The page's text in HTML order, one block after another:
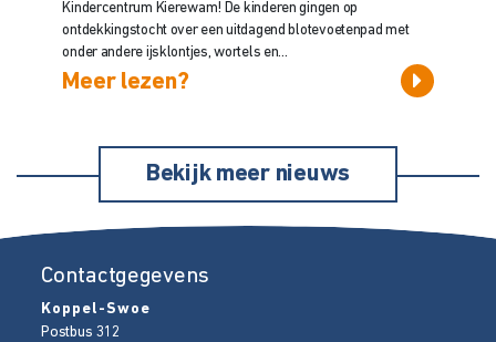
Kindercentrum Kierewam! De kinderen gingen op
ontdekkingstocht over een uitdagend blotevoetenpad met
onder andere ijsklontjes, wortels en...
Meer lezen?
Bekijk meer nieuws
Contactgegevens
Koppel-Swoe
Postbus 312